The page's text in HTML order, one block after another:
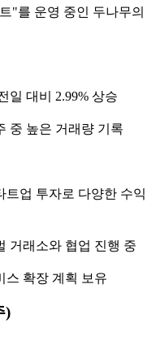
"를 운영 중인 두나무의
일 대비 2.99% 상승
중 높은 거래량 기록
트업 투자로 다양한 수익
거래소와 협업 진행 중
스 확장 계획 보유
)